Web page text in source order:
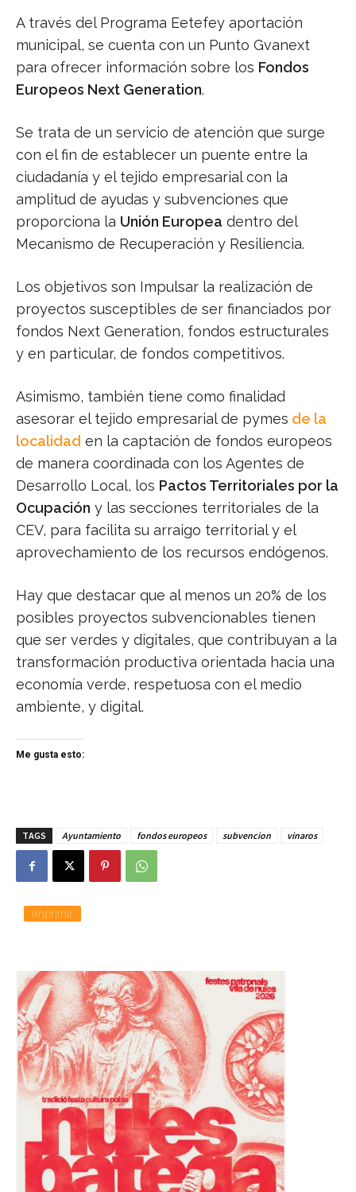
A través del Programa Eetefey aportación
municipal, se cuenta con un Punto Gvanext
para ofrecer información sobre los Fondos
Europeos Next Generation.
Se trata de un servicio de atención que surge
con el fin de establecer un puente entre la
ciudadanía y el tejido empresarial con la
amplitud de ayudas y subvenciones que
proporciona la Unión Europea dentro del
Mecanismo de Recuperación y Resiliencia.
Los objetivos son Impulsar la realización de
proyectos susceptibles de ser financiados por
fondos Next Generation, fondos estructurales
y en particular, de fondos competitivos.
Asimismo, también tiene como finalidad
asesorar el tejido empresarial de pymes de la
localidad en la captación de fondos europeos
de manera coordinada con los Agentes de
Desarrollo Local, los Pactos Territoriales por la
Ocupación y las secciones territoriales de la
CEV, para facilita su arraigo territorial y el
aprovechamiento de los recursos endógenos.
Hay que destacar que al menos un 20% de los
posibles proyectos subvencionables tienen
que ser verdes y digitales, que contribuyan a la
transformación productiva orientada hacia una
economía verde, respetuosa con el medio
ambiente, y digital.
Me gusta esto:
TAGS Ayuntamiento fondos europeos subvencion vinaros
Imprimir